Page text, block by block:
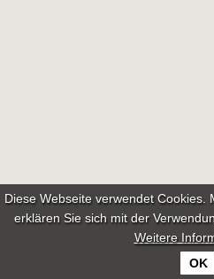
Diese Webseite verwendet Cookies.
erklären Sie sich mit der
Weitere
OK